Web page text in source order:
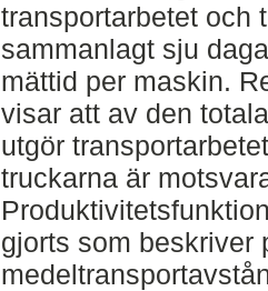
transportarbetet och
sammanlagt sju
mättid per maskin.
visar att av den
utgör
truckarna är
gjorts som beskriver